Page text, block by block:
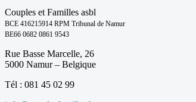
Couples et Familles asbl
BCE 416215914 RPM Tribunal de Namur
BE66 0682 0861 9543
Rue Basse Marcelle, 26
5000 Namur – Belgique
Tél : 081 45 02 99